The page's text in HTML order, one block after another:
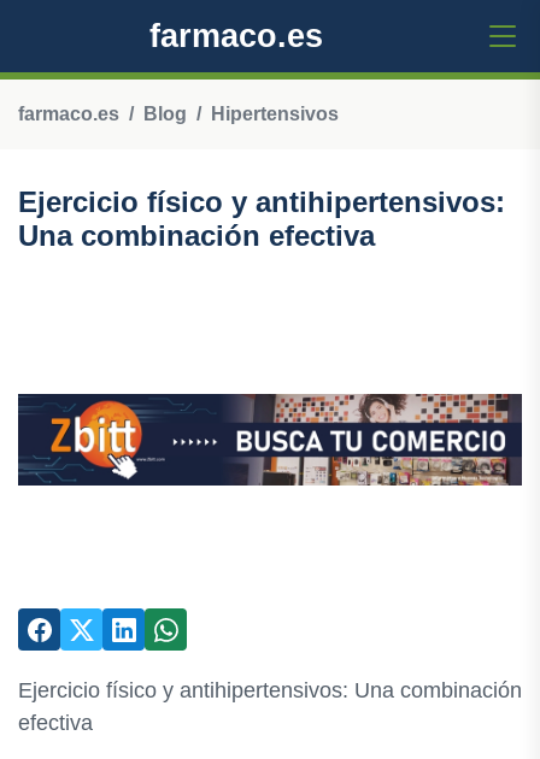
farmaco.es
farmaco.es Blog Hipertensivos
Ejercicio físico y antihipertensivos:
Una combinación efectiva
Ejercicio físico y antihipertensivos: Una combinación
efectiva